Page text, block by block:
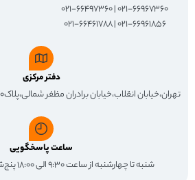
۰۲۱-۶۶۹۶۷۳۶۰ | ۰۲۱-۶۶۴۹۷۳۶۰
۰۲۱-۶۶۹۶۱۸۵۶ | ۰۲۱-۶۶۴۶۱۷۸۸
دفتر مرکزی
تهران،خیابان انقلاب،خیابان برادران مظفر شمالی،پلاک۷۰،ساختمان۴۰،بلوک۱،واحد ۴۴
ساعت پاسخگویی
شنبه تا چهارشنبه از ساعت ۹:۳۰ الی ۱۸:۰۰ پنج‌شنبه‌ها ۹:۳۰ الی ۱۴:۰۰